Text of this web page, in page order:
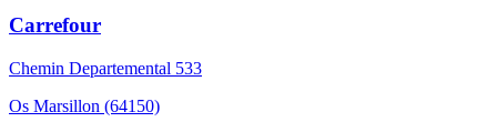
Carrefour
Chemin Departemental 533
Os Marsillon (64150)